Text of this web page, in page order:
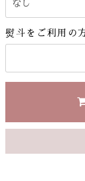
熨斗をご利用の